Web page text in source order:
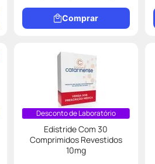
Comprar
Desconto de Laboratório
Edistride Com 30
Comprimidos Revestidos
10mg